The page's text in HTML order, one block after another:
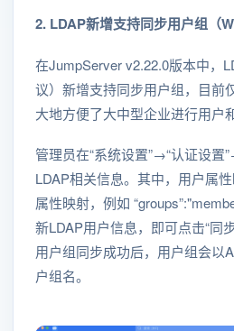
2. LDAP新增支持同步用户组（
在JumpServer v2.22.0版本中，
议）新增支持同步用户组，目前
大地方便了大中型企业进行用户
管理员在“系统设置”→“认证设置
LDAP相关信息。其中，用户属
属性映射，例如
新LDAP用户信息，即可点击“同
用户组同步成功后，用户组会以
户组名。